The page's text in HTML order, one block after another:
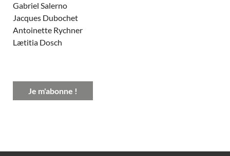
Gabriel Salerno
Jacques Dubochet
Antoinette Rychner
Lætitia Dosch
Je m'abonne !